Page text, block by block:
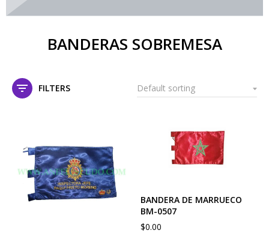
BANDERAS SOBREMESA
FILTERS
BANDERA DE MARRUECO
BM-0507
$0.00